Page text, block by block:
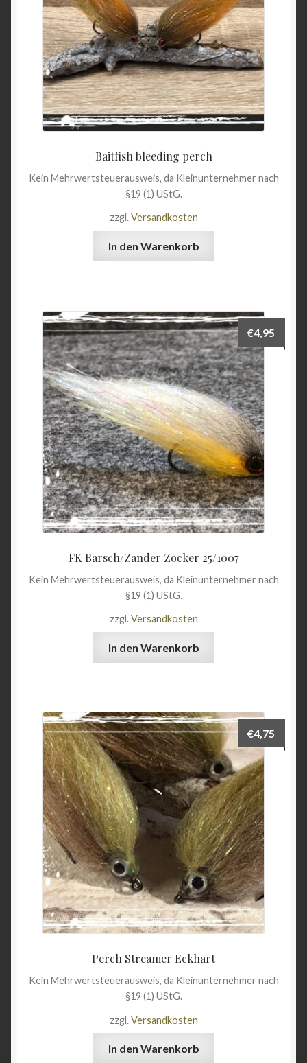
Baitfish bleeding perch
Kein Mehrwertsteuerausweis, da Kleinunternehmer nach
§19 (1) UStG.
zzgl.Versandkosten
In den Warenkorb
FK Barsch/Zander Zocker 25/1007
€4,95
Kein Mehrwertsteuerausweis, da Kleinunternehmer nach
§19 (1) UStG.
zzgl.Versandkosten
In den Warenkorb
Perch Streamer Eckhart
€4,75
Kein Mehrwertsteuerausweis, da Kleinunternehmer nach
§19 (1) UStG.
zzgl.Versandkosten
In den Warenkorb